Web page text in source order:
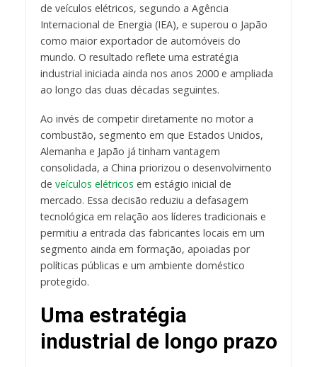
de veículos elétricos, segundo a Agência
Internacional de Energia (IEA), e superou o Japão
como maior exportador de automóveis do
mundo. O resultado reflete uma estratégia
industrial iniciada ainda nos anos 2000 e ampliada
ao longo das duas décadas seguintes.
Ao invés de competir diretamente no motor a
combustão, segmento em que Estados Unidos,
Alemanha e Japão já tinham vantagem
consolidada, a China priorizou o desenvolvimento
de veículos elétricos em estágio inicial de
mercado. Essa decisão reduziu a defasagem
tecnológica em relação aos líderes tradicionais e
permitiu a entrada das fabricantes locais em um
segmento ainda em formação, apoiadas por
políticas públicas e um ambiente doméstico
protegido.
Uma estratégia
industrial de longo prazo